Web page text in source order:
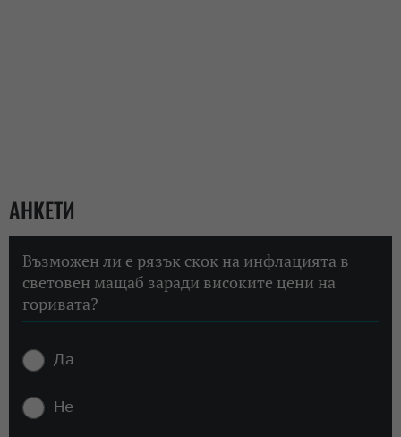
АНКЕТИ
Възможен ли е рязък скок на инфлацията в
световен мащаб заради високите цени на
горивата?
Да
Не